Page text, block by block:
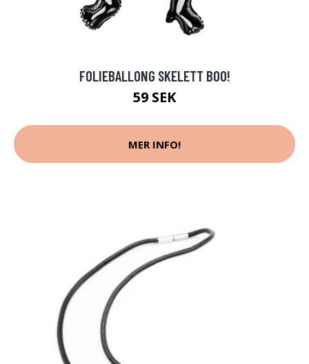
FOLIEBALLONG SKELETT BOO!
59 SEK
MER INFO!